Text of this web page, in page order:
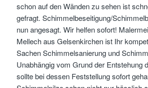
schon auf den Wänden zu sehen ist
gefragt. Schimmelbeseitigung/
nun angesagt. Wir helfen sofort!
Mellech aus Gelsenkirchen ist Ihr
Sachen Schimmelsanierung und
Unabhängig vom Grund der Entstehung
sollte bei dessen Feststellung sofort